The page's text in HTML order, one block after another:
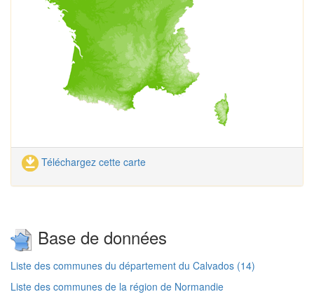
Téléchargez cette carte
Base de données
Liste des communes du département du Calvados (14)
Liste des communes de la région de Normandie